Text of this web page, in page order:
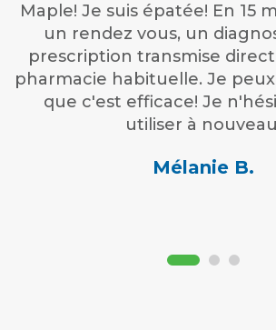
Maple! Je suis épatée! En 15
un rendez vous, un
prescription transmise
pharmacie habituelle. Je
que c'est efficace! Je
utiliser à
Mélanie B.